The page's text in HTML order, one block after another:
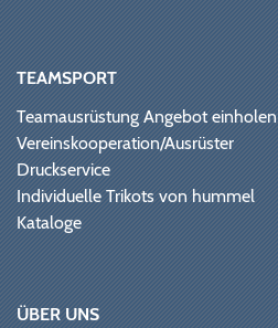
TEAMSPORT
Teamausrüstung Angebot einholen
Vereinskooperation/Ausrüster
Druckservice
Individuelle Trikots von hummel
Kataloge
ÜBER UNS